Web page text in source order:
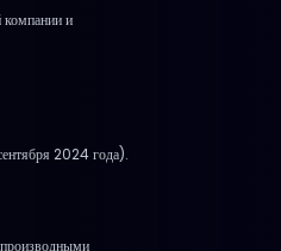
компании и
2024 года).